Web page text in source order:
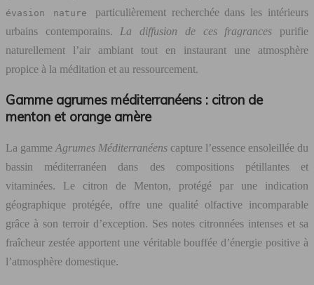
évasion nature particulièrement recherchée dans les intérieurs
urbains contemporains. La diffusion de ces fragrances purifie
naturellement l’air ambiant tout en instaurant une atmosphère
propice à la méditation et au ressourcement.
Gamme agrumes méditerranéens : citron de
menton et orange amère
La gamme Agrumes Méditerranéens capture l’essence ensoleillée du
bassin méditerranéen dans des compositions pétillantes et
vitaminées. Le citron de Menton, protégé par une indication
géographique protégée, offre une qualité olfactive incomparable
grâce à son terroir d’exception. Ses notes citronnées intenses et sa
fraîcheur zestée apportent une véritable bouffée d’énergie positive à
l’atmosphère domestique.